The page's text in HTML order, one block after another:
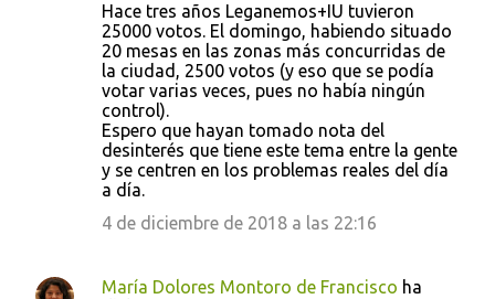
Hace tres años Leganemos+IU tuvieron
25000 votos. El domingo, habiendo situado
20 mesas en las zonas más concurridas de
la ciudad, 2500 votos (y eso que se podía
votar varias veces, pues no había ningún
control).
Espero que hayan tomado nota del
desinterés que tiene este tema entre la gente
y se centren en los problemas reales del día
a día.
4 de diciembre de 2018 a las 22:16
María Dolores Montoro de Francisco ha